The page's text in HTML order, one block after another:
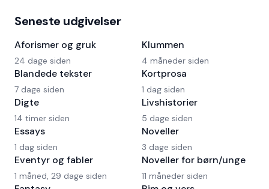
Seneste udgivelser
Aforismer og gruk
24 dage siden
Blandede tekster
7 dage siden
Digte
14 timer siden
Essays
1 dag siden
Eventyr og fabler
1 måned, 29 dage siden
Klummen
4 måneder siden
Kortprosa
1 dag siden
Livshistorier
5 dage siden
Noveller
3 dage siden
Noveller for børn/unge
11 måneder siden